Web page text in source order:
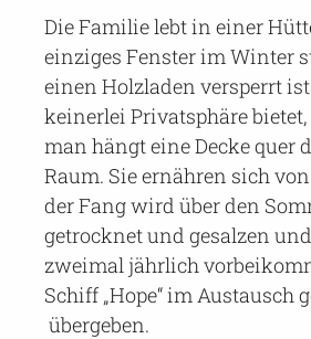
Die Familie lebt in einer
einziges Fenster im Winter
einen Holzladen versperrt
keinerlei Privatsphäre bietet,
man hängt eine Decke quer
Raum. Sie ernähren sich
der Fang wird über den
getrocknet und gesalzen
zweimal jährlich
Schiff „Hope“ im Austausch
übergeben.